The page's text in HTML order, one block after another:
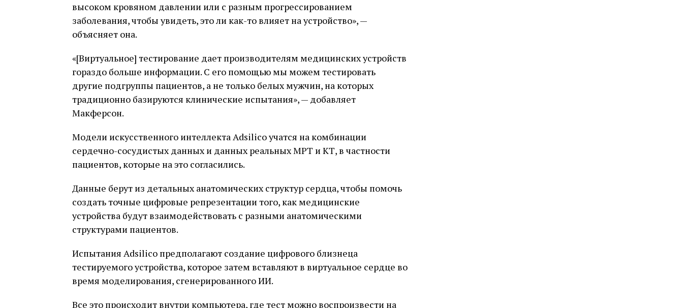
высоком кровяном давлении или с разным прогрессированием
заболевания, чтобы увидеть, это ли как-то влияет на устройство», —
объясняет она.
«[Виртуальное] тестирование дает производителям медицинских устройств
гораздо больше информации. С его помощью мы можем тестировать
другие подгруппы пациентов, а не только белых мужчин, на которых
традиционно базируются клинические испытания», — добавляет
Макферсон.
Модели искусственного интеллекта Adsilico учатся на комбинации
сердечно-сосудистых данных и данных реальных МРТ и КТ, в частности
пациентов, которые на это согласились.
Данные берут из детальных анатомических структур сердца, чтобы помочь
создать точные цифровые репрезентации того, как медицинские
устройства будут взаимодействовать с разными анатомическими
структурами пациентов.
Испытания Adsilico предполагают создание цифрового близнеца
тестируемого устройства, которое затем вставляют в виртуальное сердце во
время моделирования, сгенерированного ИИ.
Все это происходит внутри компьютера, где тест можно воспроизвести на